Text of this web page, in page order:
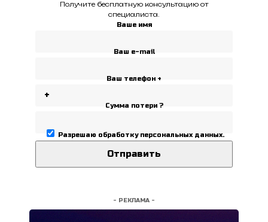
Получите бесплатную консультацию от
специалиста.
Ваше имя
Ваш e-mail
Ваш телефон +
Сумма потери ?
Разрешаю обработку персональных данных.
- РЕКЛАМА -